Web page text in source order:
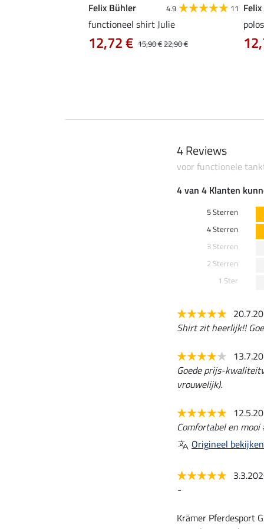
Felix Bühler 4.9 11
functioneel shirt Julie
15,90 €22,90 €
12,72 €
4 Reviews
voor functionele
4 van 4 Klanten
5 Sterren
4 Sterren
3 Sterren
2 Sterren
1 Ster
Shirt zit heerlijk!!
Goede prijs-
vrouwelijk).
Comfortabel en mooi
Origineel bekijken
-
Krämer Pferdesport